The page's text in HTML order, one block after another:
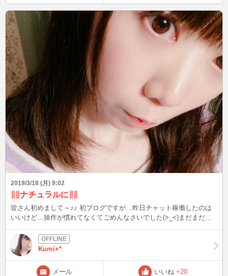
2019/3/18 (月) 9:02
∥∥ナチュラルに∥∥
皆さん初めまして～♪♪ 初ブログですが…昨日チャット稼働したのは
いいけど…操作が慣れてなくてごめんなさいでした(>_<)まだまだ素
～もっとメイク研究だったり、オシャレを磨いていかなければっ‼ し
かし、もうすぐ春なんだよね～♪♪ 私の1番好きな季節です（笑）☆☆
Kumi+*
メール いいね +20